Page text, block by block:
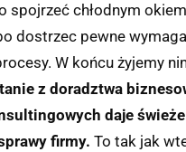
spojrzeć chłodnym
dostrzec pewne
W końcu żyjemy
z doradztwa
daje świeże
firmy. To tak jak